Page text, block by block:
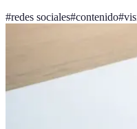
#redes sociales#contenido#